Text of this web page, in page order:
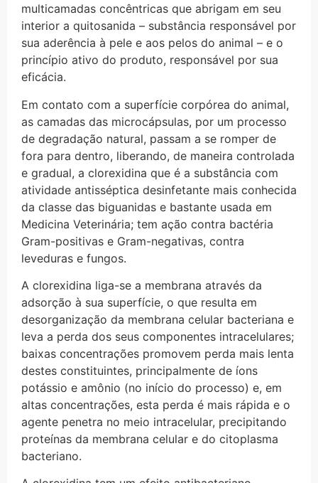
multicamadas concêntricas que abrigam em seu
interior a quitosanida – substância responsável por
sua aderência à pele e aos pelos do animal – e o
princípio ativo do produto, responsável por sua
eficácia.
Em contato com a superfície corpórea do animal,
as camadas das microcápsulas, por um processo
de degradação natural, passam a se romper de
fora para dentro, liberando, de maneira controlada
e gradual, a clorexidina que é a substância com
atividade antisséptica desinfetante mais conhecida
da classe das biguanidas e bastante usada em
Medicina Veterinária; tem ação contra bactéria
Gram-positivas e Gram-negativas, contra
leveduras e fungos.
A clorexidina liga-se a membrana através da
adsorção à sua superfície, o que resulta em
desorganização da membrana celular bacteriana e
leva a perda dos seus componentes intracelulares;
baixas concentrações promovem perda mais lenta
destes constituintes, principalmente de íons
potássio e amônio (no início do processo) e, em
altas concentrações, esta perda é mais rápida e o
agente penetra no meio intracelular, precipitando
proteínas da membrana celular e do citoplasma
bacteriano.